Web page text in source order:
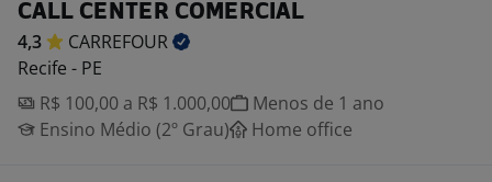
CALL CENTER COMERCIAL
4,3
CARREFOUR
Recife - PE
R$ 100,00 a R$ 1.000,00
Menos de 1 ano
Ensino Médio (2º Grau)
Home office